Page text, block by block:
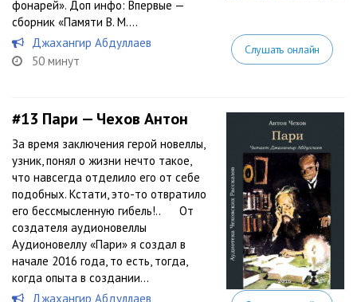
фонарей». Доп инфо: Впервые —
сборник «Памяти В. М....
Джахангир Абдуллаев
50 минут
Слушать онлайн
#13 Пари — Чехов Антон
За время заключения герой новеллы,
узник, понял о жизни нечто такое,
что навсегда отделило его от себе
подобных. Кстати, это-то отвратило
его бессмысленную гибель!.. От
создателя аудионовеллы
Аудионовеллу «Пари» я создал в
начале 2016 года, то есть, тогда,
когда опыта в создании...
Джахангир Абдуллаев